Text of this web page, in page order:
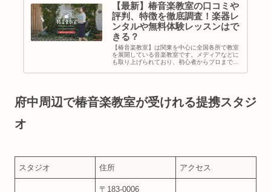
【最新】椿音楽教室の口コミや
評判、特徴を徹底調査！楽器レ
ンタルや無料体験レッスンはで
きる？
【椿音楽教室】は関東を中心に全国各所で教室
を展開している音楽教室です。メディアなどに
も取り上げられており、初心者からプロまで通
府中周辺で椿音楽教室が受けれる提携スタジ
オ
スタジオ 住所 アクセス
〒183-0006